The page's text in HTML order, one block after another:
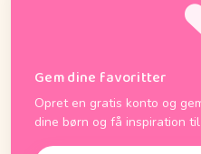
Gem dine favoritter
Opret en gratis konto og
dine børn og få inspiration